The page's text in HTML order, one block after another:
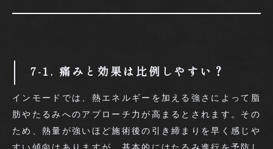
7-1. 痛みと効果は比例しやすい？
インモードでは、熱エネルギーを加える強さによって脂
肪やたるみへのアプローチ力が高まるとされます。その
ため、熱量が強いほど施術後の引き締まりを早く感じや